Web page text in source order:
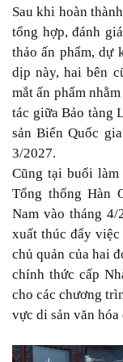
Sau khi hoàn
tổng hợp, đánh
thảo ấn phẩm, dự
dịp này, hai bên
mắt ấn phẩm
tác giữa Bảo tàng
sản Biển Quốc
3/2027.
Cũng tại buổi
Tổng thống Hàn
Nam vào tháng 4/
xuất thúc đẩy
chủ quản của hai
chính thức cấp
cho các chương
vực di sản văn